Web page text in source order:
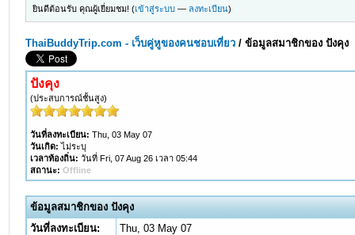
ยินดีต้อนรับ คุณผู้เยี่ยมชม! (เข้าสู่ระบบ — ลงทะเบียน)
ThaiBuddyTrip.com - เว็บคู่หูของคนชอบเที่ยว /ข้อมูลสมาชิกของ ปังคุง
ปังคุง
(ประสบการณ์ชั้นสูง)
วันที่ลงทะเบียน: Thu, 03 May 07
วันเกิด: ไม่ระบุ
เวลาท้องถิ่น: วันที่ Fri, 07 Aug 26 เวลา 05:44
สถานะ: Offline
ข้อมูลสมาชิกของ ปังคุง
วันที่ลงทะเบียน:
Thu, 03 May 07